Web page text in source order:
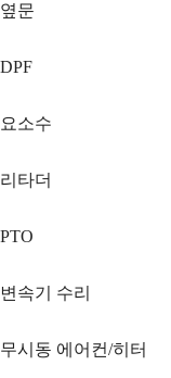
옆문
DPF
요소수
리타더
PTO
변속기 수리
무시동 에어컨/히터